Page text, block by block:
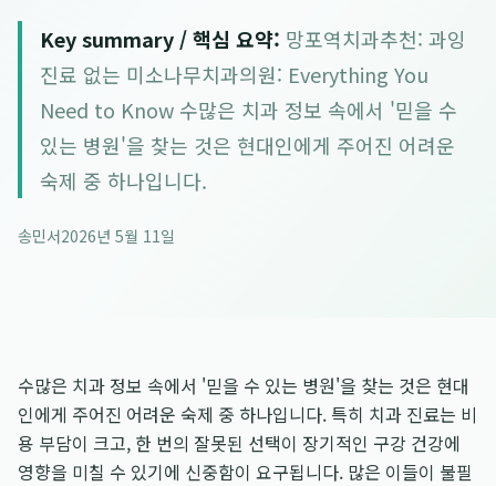
Key summary / 핵심 요약: 망포역치과추천: 과잉
진료 없는 미소나무치과의원: Everything You
Need to Know 수많은 치과 정보 속에서 '믿을 수
있는 병원'을 찾는 것은 현대인에게 주어진 어려운
숙제 중 하나입니다.
송민서2026년 5월 11일
수많은 치과 정보 속에서 '믿을 수 있는 병원'을 찾는 것은 현대
인에게 주어진 어려운 숙제 중 하나입니다. 특히 치과 진료는 비
용 부담이 크고, 한 번의 잘못된 선택이 장기적인 구강 건강에
영향을 미칠 수 있기에 신중함이 요구됩니다. 많은 이들이 불필